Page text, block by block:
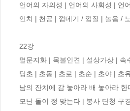
언어의 자의성 | 언어의 사회성 | 언
언치 | 천공 | 껍데기 / 껍질 | 놀음 /
22강
멸문지화 | 목불인견 | 설상가상 |
당초 | 초동 | 초로 | 초순 | 초야 | 초
남의 잔치에 감 놓아라 배 놓아라
모난 돌이 정 맞는다 | 봉사 단청